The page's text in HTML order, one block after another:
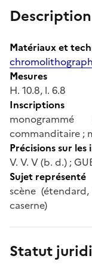
Matériaux et
Mesures
H. 10.8, l. 6.8
Inscriptions
commanditaire ;
Précisions sur
V. V. V (b. d.) ;
Sujet représenté
scène
caserne)
Statut